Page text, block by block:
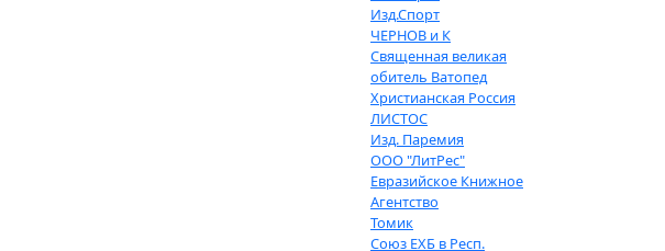
Изд.Спорт
ЧЕРНОВ и К
Священная великая
обитель Ватопед
Христианская Россия
ЛИСТОС
Изд. Паремия
ООО "ЛитРес"
Евразийское Книжное
Агентство
Томик
Союз ЕХБ в Респ.